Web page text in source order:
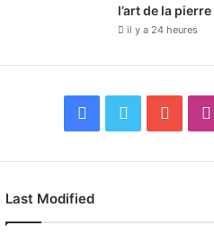
l’art de la
il y a 24 heures
e
T
Last Modified